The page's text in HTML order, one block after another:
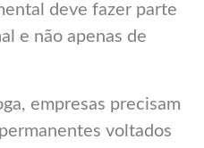
deve fazer parte
e não apenas de
empresas precisam
voltados